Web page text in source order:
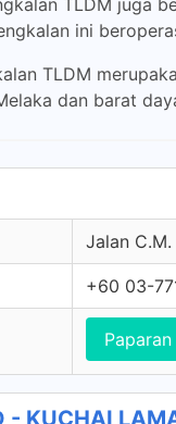
TLDM juga
ini
TLDM
dan barat
Jalan
+60 03-
- KUCHAI